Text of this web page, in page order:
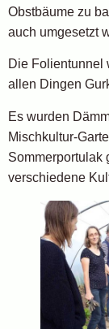
Obstbäume zu
auch umgesetzt
Die Folientunnel
allen Dingen
Es wurden
Mischkultur-
Sommerportulak
verschiedene